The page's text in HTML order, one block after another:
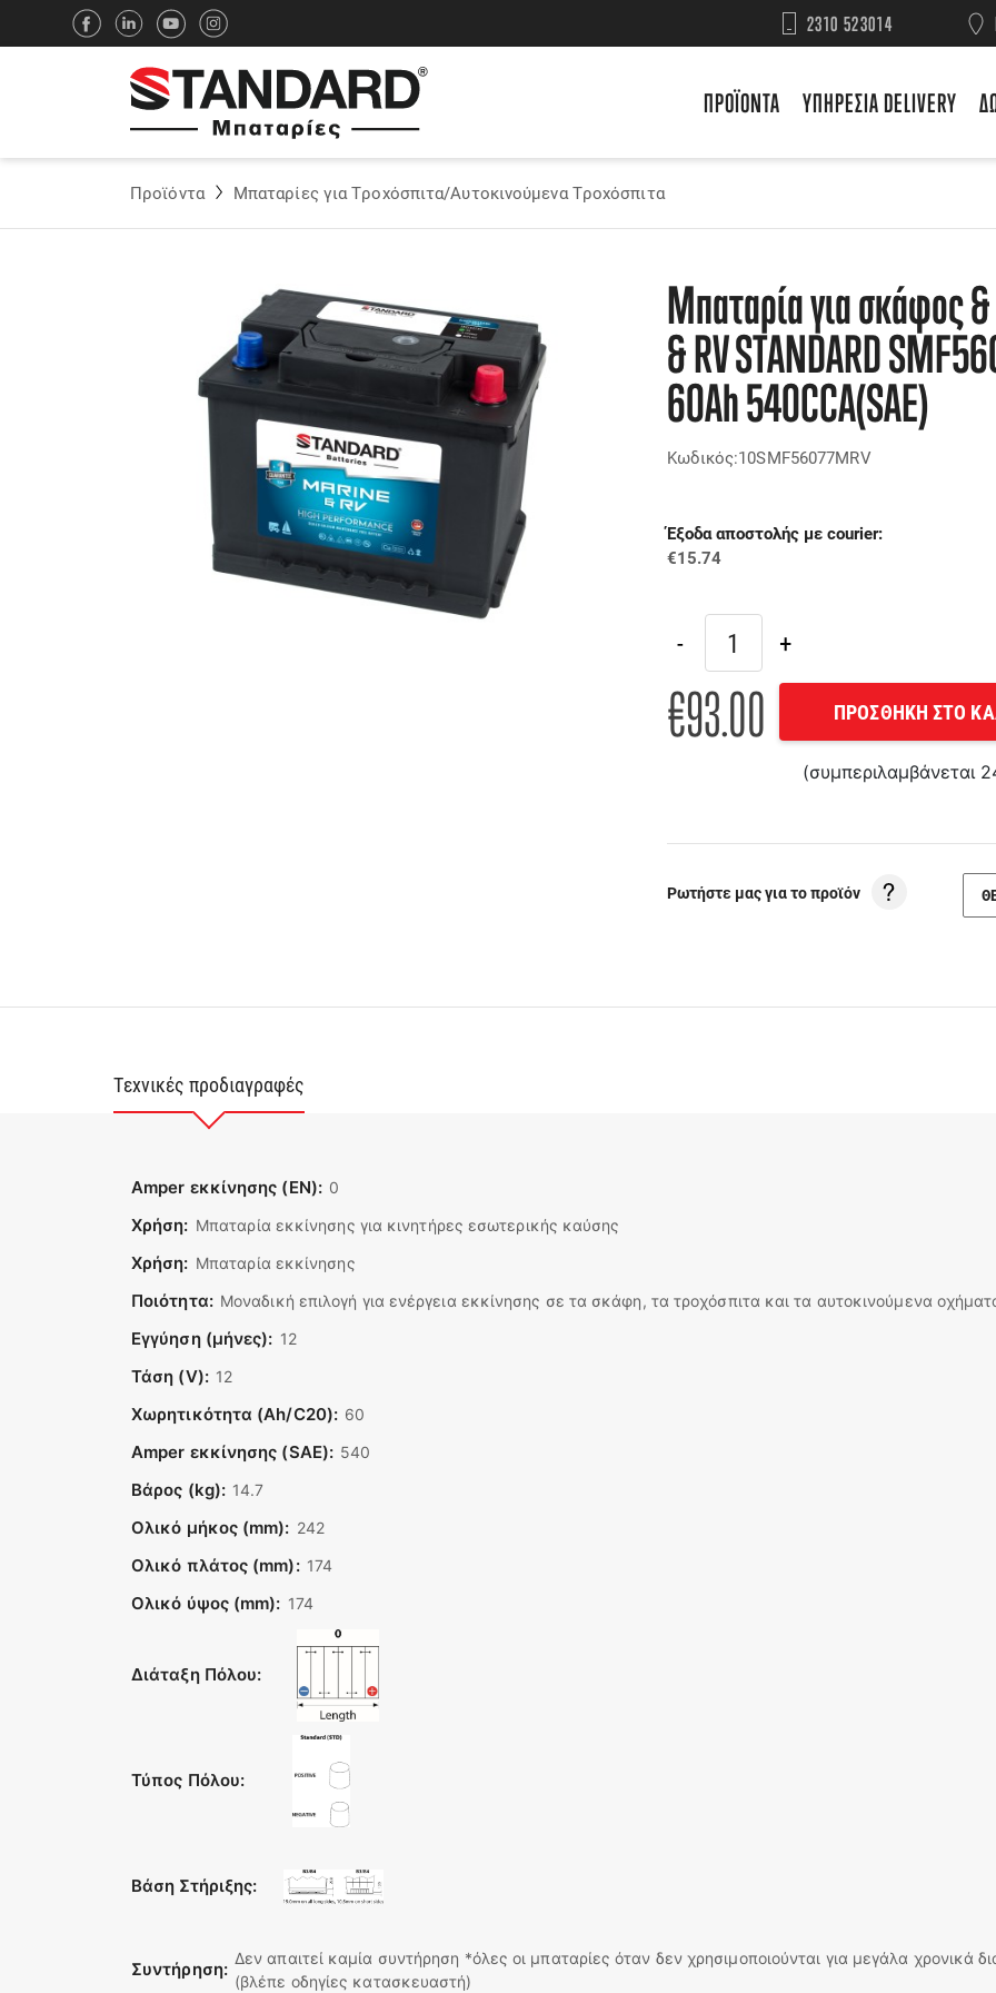
2310 523014
ΠΡΟΪΟΝΤΑ ΥΠΗΡΕΣΙΑ DELIVERY
Προϊόντα Μπαταρίες για Τροχόσπιτα/Αυτοκινούμενα Τροχόσπιτα
Μπαταρία για σκάφος
& RV STANDARD
60Ah 540CCA(SAE)
Κωδικός:10SMF56077MRV
Έξοδα αποστολής με courier:
€15.74
€93.00 ΠΡΟΣΘΗΚΗ ΣΤΟ
(συμπεριλαμβάνεται
Ρωτήστε μας για το προϊόν
Τεχνικές προδιαγραφές
Amper εκκίνησης (EN): 0
Χρήση: Μπαταρία εκκίνησης για κινητήρες εσωτερικής καύσης
Χρήση: Μπαταρία εκκίνησης
Ποιότητα: Μοναδική επιλογή για ενέργεια εκκίνησης σε τα σκάφη, τα τροχόσπιτα και τα αυτοκινούμενα
Εγγύηση (μήνες): 12
Τάση (V): 12
Χωρητικότητα (Ah/C20): 60
Amper εκκίνησης (SAE): 540
Βάρος (kg): 14.7
Ολικό μήκος (mm): 242
Ολικό πλάτος (mm): 174
Ολικό ύψος (mm): 174
Διάταξη Πόλου:
Τύπος Πόλου:
Βάση Στήριξης:
Συντήρηση:
Δεν απαιτεί καμία συντήρηση *όλες οι μπαταρίες όταν δεν χρησιμοποιούνται για μεγάλα χρονικά
(βλέπε οδηγίες κατασκευαστή)